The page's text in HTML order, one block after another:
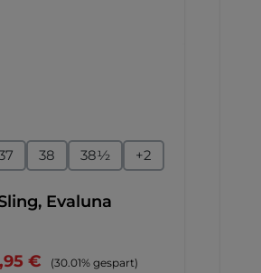
auswählen
38 38½ +2
Evaluna
€ Regulärer Preis:
(30.01% gespart)